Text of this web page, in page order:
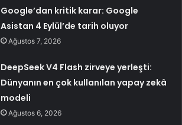
Google’dan kritik karar: Google
Asistan 4 Eylül’de tarih oluyor
Ağustos 7, 2026
DeepSeek V4 Flash zirveye yerleşti:
Dünyanın en çok kullanılan yapay zekâ
modeli
Ağustos 6, 2026